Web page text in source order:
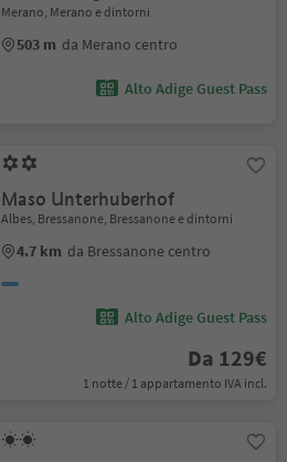
Merano, Merano e dintorni
503 m da Merano centro
Alto Adige Guest Pass
Maso Unterhuberhof
Albes, Bressanone, Bressanone e dintorni
4.7 km da Bressanone centro
Alto Adige Guest Pass
Da 129€
1 notte / 1 appartamento IVA incl.